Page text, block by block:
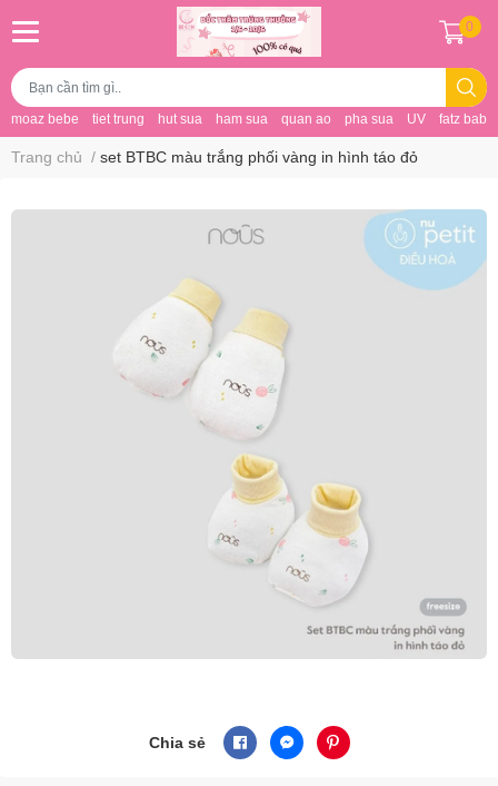
moaz bebe tiet trung hut sua ham sua quan ao pha sua UV fatz baby
0
Trang chủ / set BTBC màu trắng phối vàng in hình táo đỏ
Chia sẻ